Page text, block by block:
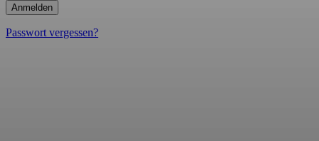
Passwort vergessen?